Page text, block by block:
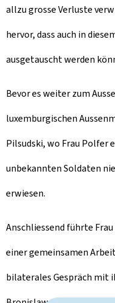
allzu grosse Verluste
hervor, dass auch in
ausgetauscht werden
Bevor es weiter zum
luxemburgischen
Pilsudski, wo Frau Polfer
unbekannten Soldaten
erwiesen.
Anschliessend führte
einer gemeinsamen
bilaterales Gespräch mit